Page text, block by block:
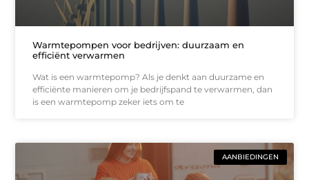
Warmtepompen voor bedrijven: duurzaam en
efficiënt verwarmen
Wat is een warmtepomp? Als je denkt aan duurzame en
efficiënte manieren om je bedrijfspand te verwarmen, dan
is een warmtepomp zeker iets om te
AANBIEDINGEN